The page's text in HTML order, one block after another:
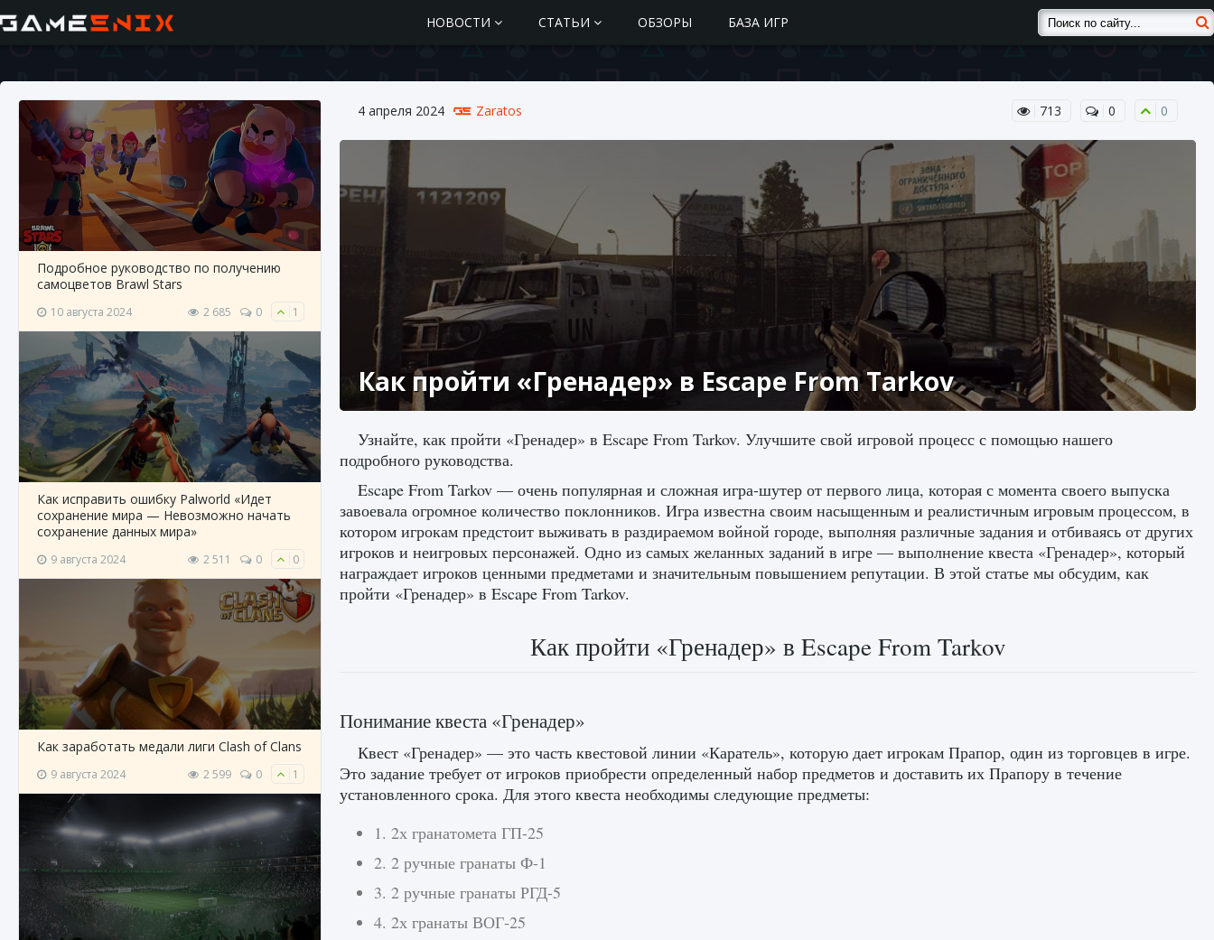
НОВОСТИ СТАТЬИ ОБЗОРЫ БАЗА ИГР
Подробное руководство по получению
самоцветов Brawl Stars
10 августа 2024 2 685 0 1
Как исправить ошибку Palworld «Идет
сохранение мира — Невозможно начать
сохранение данных мира»
9 августа 2024 2 511 0 0
Как заработать медали лиги Clash of Clans
9 августа 2024 2 599 0 1
4 апреля 2024 Zaratos 713 0 0
Как пройти «Гренадер» в Escape From Tarkov
Узнайте, как пройти «Гренадер» в Escape From Tarkov. Улучшите свой игровой процесс с помощью нашего
подробного руководства.
Escape From Tarkov — очень популярная и сложная игра-шутер от первого лица, которая с момента своего выпуска
завоевала огромное количество поклонников. Игра известна своим насыщенным и реалистичным игровым процессом, в
котором игрокам предстоит выживать в раздираемом войной городе, выполняя различные задания и отбиваясь от других
игроков и неигровых персонажей. Одно из самых желанных заданий в игре — выполнение квеста «Гренадер», который
награждает игроков ценными предметами и значительным повышением репутации. В этой статье мы обсудим, как
пройти «Гренадер» в Escape From Tarkov.
Как пройти «Гренадер» в Escape From Tarkov
Понимание квеста «Гренадер»
Квест «Гренадер» — это часть квестовой линии «Каратель», которую дает игрокам Прапор, один из торговцев в игре.
Это задание требует от игроков приобрести определенный набор предметов и доставить их Прапору в течение
установленного срока. Для этого квеста необходимы следующие предметы:
1. 2х гранатомета ГП-25
2. 2 ручные гранаты Ф-1
3. 2 ручные гранаты РГД-5
4. 2х гранаты ВОГ-25